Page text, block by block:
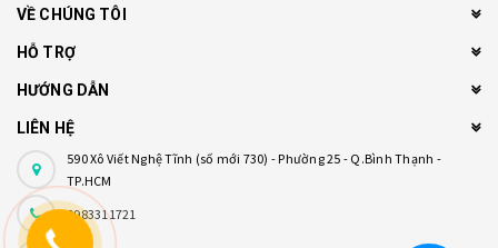
VỀ CHÚNG TÔI
HỖ TRỢ
HƯỚNG DẪN
LIÊN HỆ
590 Xô Viết Nghệ Tĩnh (số mới 730) - Phường 25 - Q.Bình Thạnh -
TP.HCM
0983311721